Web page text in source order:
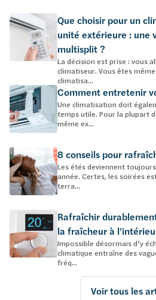
Que choisir pour un
unité extérieure : une
multisplit ?
La décision est prise : vous
climatiseur. Vous êtes
climatisa...
Comment entretenir
Une climatisation doit
temps utile. Pour la plupart
même ex...
8 conseils pour
Les étés deviennent
année. Certes, les soirées
terra...
Rafraîchir
la fraîcheur à
Impossible désormais d’y
climatique entraîne des
fréq...
Voir tous les